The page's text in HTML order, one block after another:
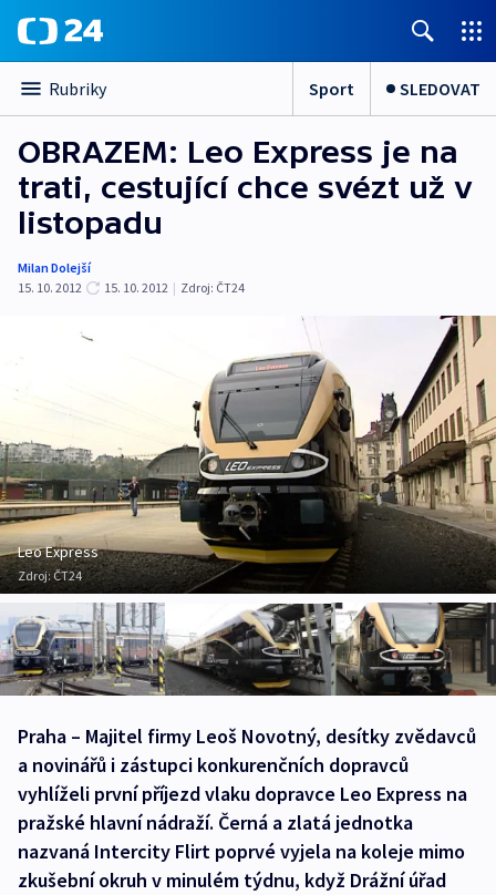
Rubriky Sport SLEDOVAT
OBRAZEM: Leo Express je na
trati, cestující chce svézt už v
listopadu
Milan Dolejší
15. 10. 2012
15. 10. 2012 | Zdroj: ČT24
Leo Express
Zdroj:ČT24
Praha – Majitel firmy Leoš Novotný, desítky zvědavců
a novinářů i zástupci konkurenčních dopravců
vyhlíželi první příjezd vlaku dopravce Leo Express na
pražské hlavní nádraží. Černá a zlatá jednotka
nazvaná Intercity Flirt poprvé vyjela na koleje mimo
zkušební okruh v minulém týdnu, když Drážní úřad